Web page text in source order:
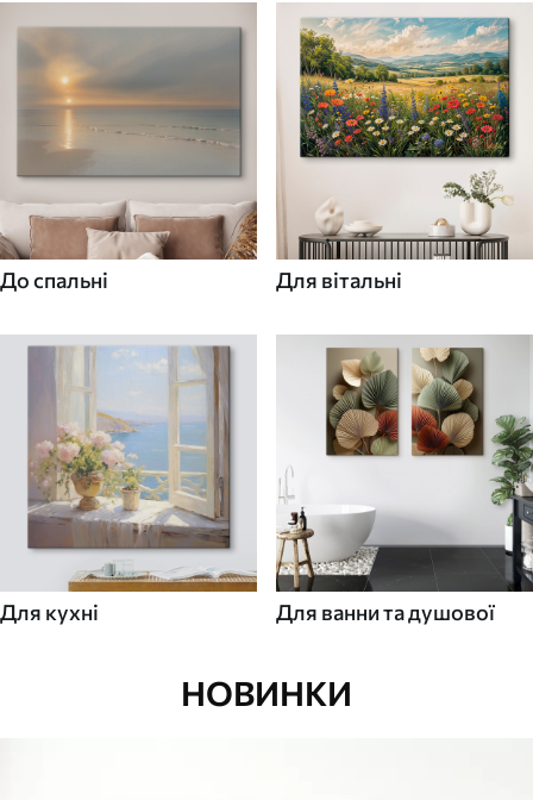
До спальні Для вітальні
Для кухні Для ванни та душової
НОВИНКИ